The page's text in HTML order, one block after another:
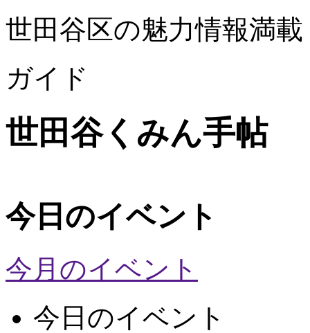
世田谷区の魅力情報満載
ガイド
世田谷くみん手帖
今日のイベント
今月のイベント
今日のイベント